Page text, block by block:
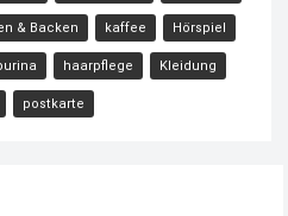
& Backen kaffee Hörspiel
haarpflege Kleidung
postkarte